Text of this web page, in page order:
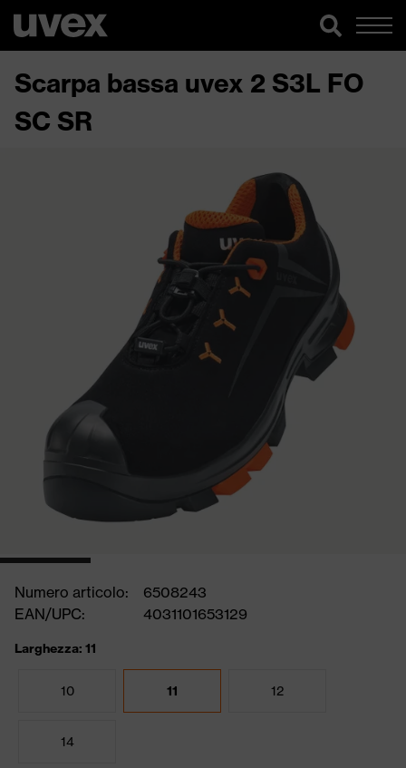
Scarpa bassa uvex 2 S3L FO
SC SR
Numero articolo:
6508243
EAN/UPC:
4031101653129
Larghezza: 11
10 11 12
14